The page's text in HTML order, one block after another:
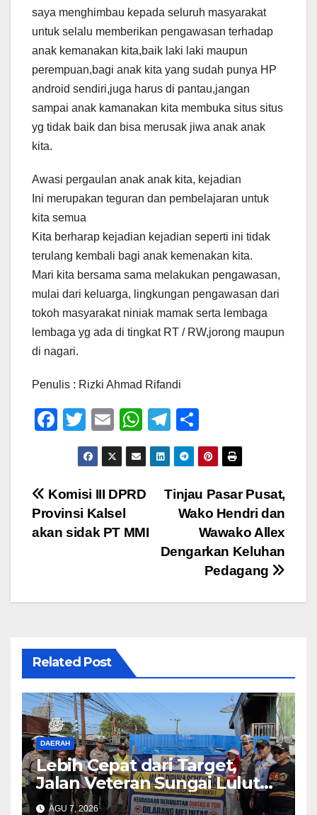
saya menghimbau kepada seluruh masyarakat
untuk selalu memberikan pengawasan terhadap
anak kemanakan kita,baik laki laki maupun
perempuan,bagi anak kita yang sudah punya HP
android sendiri,juga harus di pantau,jangan
sampai anak kamanakan kita membuka situs situs
yg tidak baik dan bisa merusak jiwa anak anak
kita.
Awasi pergaulan anak anak kita, kejadian
Ini merupakan teguran dan pembelajaran untuk
kita semua
Kita berharap kejadian kejadian seperti ini tidak
terulang kembali bagi anak kemenakan kita.
Mari kita bersama sama melakukan pengawasan,
mulai dari keluarga, lingkungan pengawasan dari
tokoh masyarakat niniak mamak serta lembaga
lembaga yg ada di tingkat RT / RW,jorong maupun
di nagari.
Penulis : Rizki Ahmad Rifandi
F
e
b
o
T
wi
tt
er
E
m
ail
W
h
at
s
p
T
el
e
gr
a
h
ar
e
Navigasi
pos
Tinjau Pasar Pusat,
Wako Hendri dan
Wawako Allex
Dengarkan Keluhan
Pedagang
Komisi III DPRD
Provinsi Kalsel
akan sidak PT MMI
Related Post
DAERAH
Lebih Cepat dari Target,
Jalan Veteran Sungai Lulut
Dibuka
AGU 7, 2026